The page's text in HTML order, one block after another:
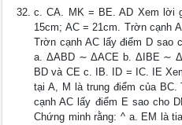
c. CA. MK = BE. AD Xem lời
15cm; AC = 21cm. Trờn cạnh
Trờn cạnh AC lấy điểm D sao
a. ΔABD ∼ ΔACE b. ΔIBE ∼
BD và CE c. IB. ID = IC. IE
tại A, M là trung điểm của
cạnh AC lấy điểm E sao cho
Chứng minh rằng: ^ a. EM là